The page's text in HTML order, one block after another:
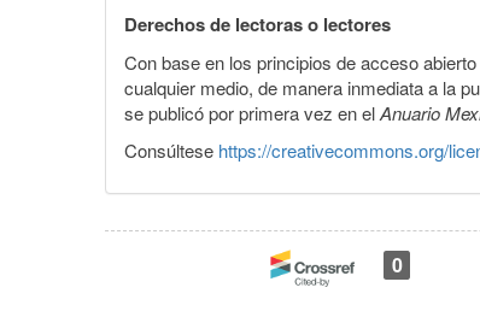
Derechos de lectoras o lectores
Con base en los principios de acceso
cualquier medio, de manera inmediata a la
se publicó por primera vez en elAnuario
Consúltese https://creativecommons.org/
0